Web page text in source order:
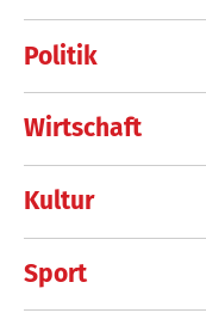
Politik
Wirtschaft
Kultur
Sport